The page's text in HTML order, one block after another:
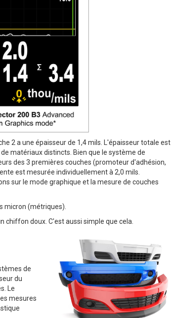
2 a une épaisseur de 1,4 mils. L'épaisseur totale est
matériaux distincts. Bien que le système de
des 3 premières couches (promoteur d'adhésion,
est mesurée individuellement à 2,0 mils.
sur le mode graphique et la mesure de couches
micron (métriques).
chiffon doux. C'est aussi simple que cela.
de
du
Le
mesures